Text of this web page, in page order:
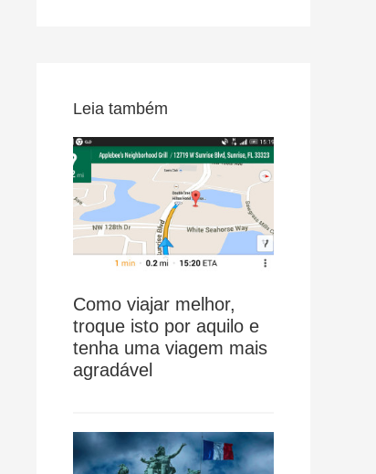
Leia também
Como viajar melhor,
troque isto por aquilo e
tenha uma viagem mais
agradável